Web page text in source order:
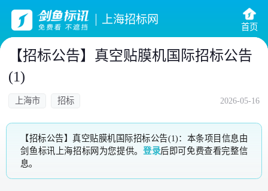
上海招标网
首页
【招标公告】真空贴膜机国际招标公告
(1)
上海市 招标 2026-05-16
【招标公告】真空贴膜机国际招标公告(1)：本条项目信息由
剑鱼标讯上海招标网为您提供。 登录后即可免费查看完整信
息。